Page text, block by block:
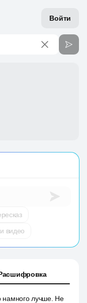
Войти
видео
намного лучше. Не